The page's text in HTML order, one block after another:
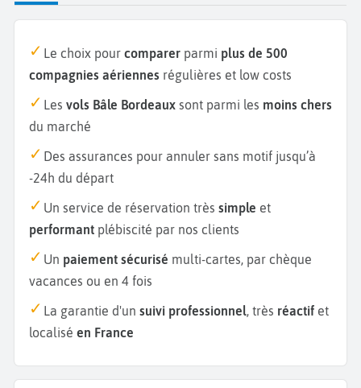
Le choix pour comparer parmi plus de 500
compagnies aériennes régulières et low costs
Les vols Bâle Bordeaux sont parmi les moins chers
du marché
Des assurances pour annuler sans motif jusqu’à
-24h du départ
Un service de réservation très simple et
performant plébiscité par nos clients
Un paiement sécurisé multi-cartes, par chèque
vacances ou en 4 fois
La garantie d'un suivi professionnel, très réactif et
localisé en France